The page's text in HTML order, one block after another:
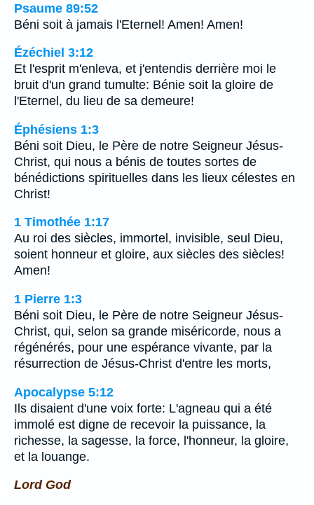
Psaume 89:52
Béni soit à jamais l'Eternel! Amen! Amen!
Ézéchiel 3:12
Et l'esprit m'enleva, et j'entendis derrière moi le
bruit d'un grand tumulte: Bénie soit la gloire de
l'Eternel, du lieu de sa demeure!
Éphésiens 1:3
Béni soit Dieu, le Père de notre Seigneur Jésus-
Christ, qui nous a bénis de toutes sortes de
bénédictions spirituelles dans les lieux célestes en
Christ!
1 Timothée 1:17
Au roi des siècles, immortel, invisible, seul Dieu,
soient honneur et gloire, aux siècles des siècles!
Amen!
1 Pierre 1:3
Béni soit Dieu, le Père de notre Seigneur Jésus-
Christ, qui, selon sa grande miséricorde, nous a
régénérés, pour une espérance vivante, par la
résurrection de Jésus-Christ d'entre les morts,
Apocalypse 5:12
Ils disaient d'une voix forte: L'agneau qui a été
immolé est digne de recevoir la puissance, la
richesse, la sagesse, la force, l'honneur, la gloire,
et la louange.
Lord God